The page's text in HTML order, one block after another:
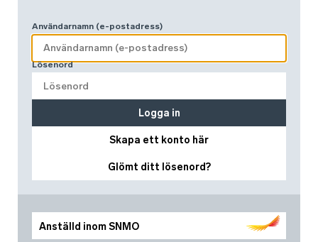
Anställd inom SNMO
Användarnamn (e-postadress)
Lösenord
Skapa ett konto här
Glömt ditt lösenord?
Logga in